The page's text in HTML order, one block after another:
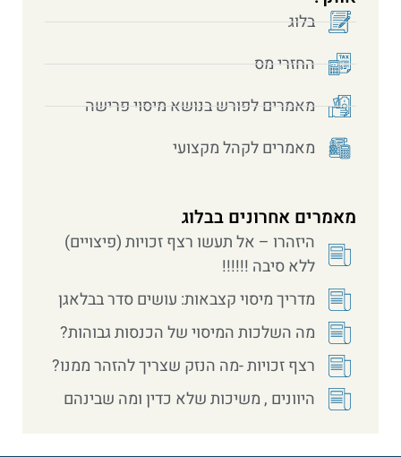
בלוג
החזרי מס
מאמרים לפורש בנושא מיסוי פרישה
מאמרים לקהל מקצועי
מאמרים אחרונים בבלוג
היזהרו – אל תעשו רצף זכויות (פיצויים)
ללא סיבה !!!!!!
מדריך מיסוי קצבאות: עושים סדר בבלאגן
מה השלכות המיסוי של הכנסות גבוהות?
רצף זכויות -מה הנזק שצריך להזהר ממנו?
היוונים , משיכות שלא כדין ומה שבינהם